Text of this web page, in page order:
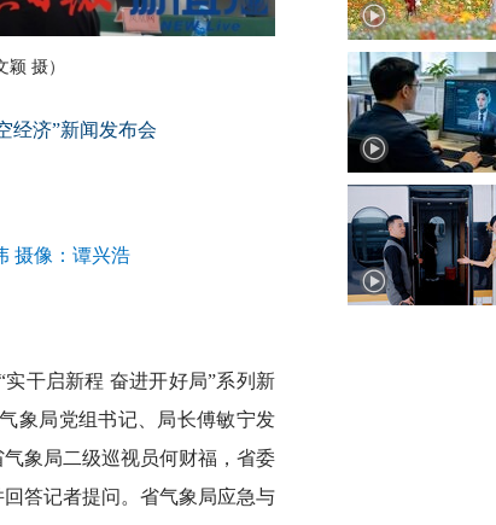
摄）
经济”新闻发布会
摄像：谭兴浩
干启新程 奋进开好局”系列新
象局党组书记、局长傅敏宁发
象局二级巡视员何财福，省委
答记者提问。省气象局应急与